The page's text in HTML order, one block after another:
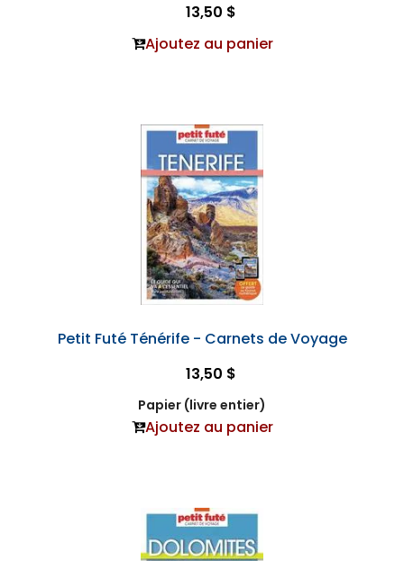
13,50 $
Ajoutez au panier
Petit Futé Ténérife - Carnets de Voyage
13,50 $
Papier (livre entier)
Ajoutez au panier